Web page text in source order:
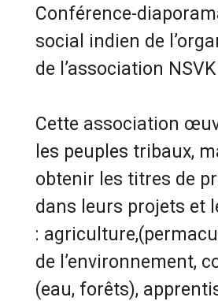
Conférence-
social indien de
de l’association
Cette association
les peuples tribaux,
obtenir les titres de
dans leurs projets et
:
de l’environnement,
(eau, forêts),